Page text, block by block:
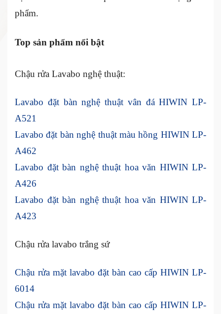
phẩm.
Top sản phẩm nổi bật
Chậu rửa Lavabo nghệ thuật:
Lavabo đặt bàn nghệ thuật vân đá HIWIN LP-
A521
Lavabo đặt bàn nghệ thuật màu hồng HIWIN LP-
A462
Lavabo đặt bàn nghệ thuật hoa văn HIWIN LP-
A426
Lavabo đặt bàn nghệ thuật hoa văn HIWIN LP-
A423
Chậu rửa lavabo trắng sứ
Chậu rửa mặt lavabo đặt bàn cao cấp HIWIN LP-
6014
Chậu rửa mặt lavabo đặt bàn cao cấp HIWIN LP-